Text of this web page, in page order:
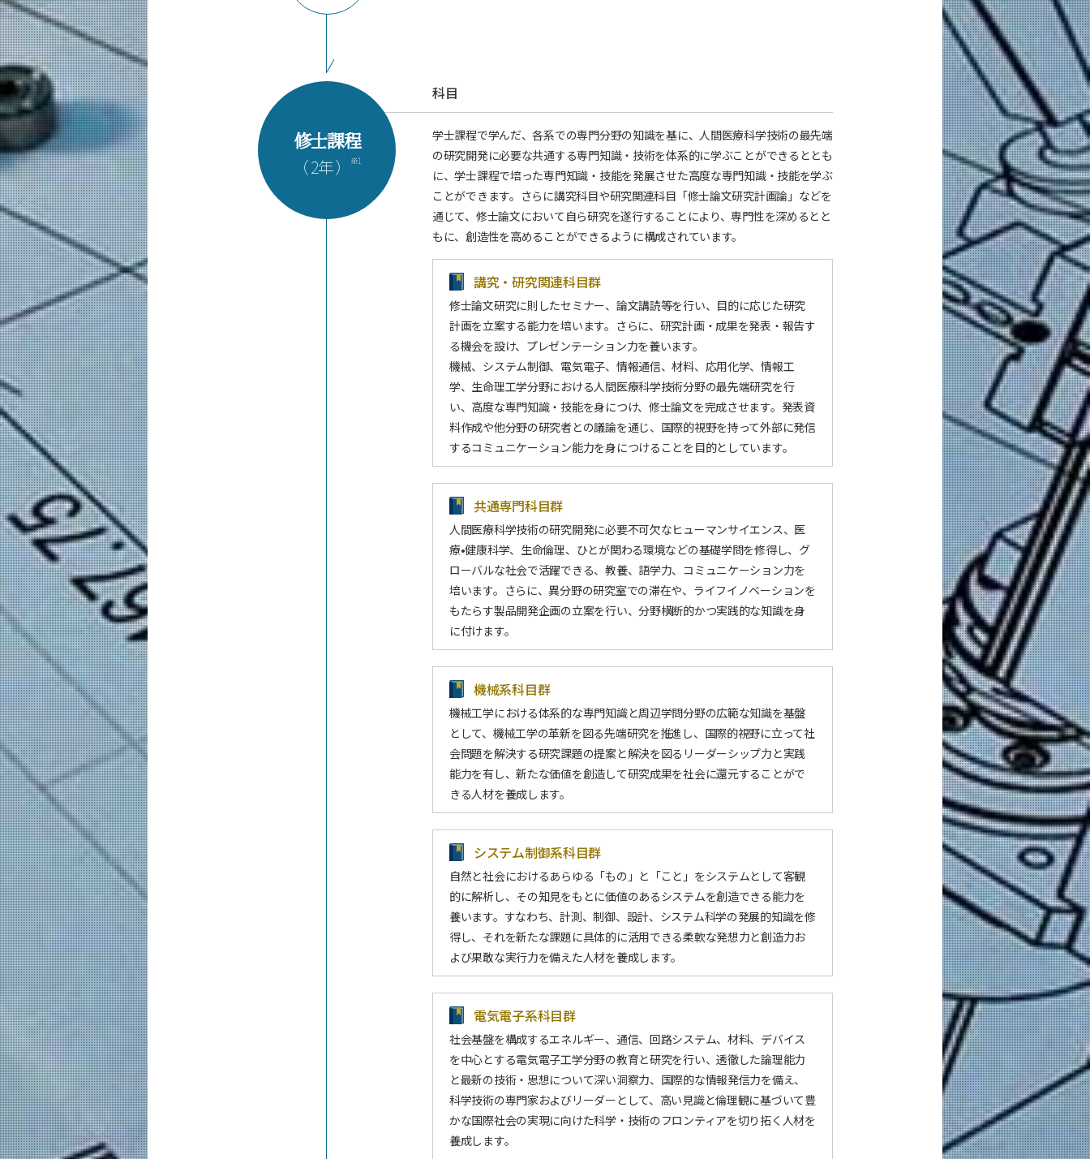
修士課程
（ 2年 ） ※1
科目
学士課程で学んだ、各系での専門分野の知識を基に、人間医療科学技術の最先端
の研究開発に必要な共通する専門知識・技術を体系的に学ぶことができるととも
に、学士課程で培った専門知識・技能を発展させた高度な専門知識・技能を学ぶ
ことができます。さらに講究科目や研究関連科目「修士論文研究計画論」などを
通じて、修士論文において自ら研究を遂行することにより、専門性を深めるとと
もに、創造性を高めることができるように構成されています。
講究・研究関連科目群
修士論文研究に則したセミナー、論文講読等を行い、目的に応じた研究
計画を立案する能力を培います。さらに、研究計画・成果を発表・報告す
る機会を設け、プレゼンテーション力を養います。
機械、システム制御、電気電子、情報通信、材料、応用化学、情報工
学、生命理工学分野における人間医療科学技術分野の最先端研究を行
い、高度な専門知識・技能を身につけ、修士論文を完成させます。発表資
料作成や他分野の研究者との議論を通じ、国際的視野を持って外部に発信
するコミュニケーション能力を身につけることを目的としています。
共通専門科目群
人間医療科学技術の研究開発に必要不可欠なヒューマンサイエンス、医
療•健康科学、生命倫理、ひとが関わる環境などの基礎学問を修得し、グ
ローバルな社会で活躍できる、教養、語学力、コミュニケーション力を
培います。さらに、異分野の研究室での滞在や、ライフイノベーションを
もたらす製品開発企画の立案を行い、分野横断的かつ実践的な知識を身
に付けます。
機械系科目群
機械工学における体系的な専門知識と周辺学問分野の広範な知識を基盤
として、機械工学の革新を図る先端研究を推進し、国際的視野に立って社
会問題を解決する研究課題の提案と解決を図るリーダーシップ力と実践
能力を有し、新たな価値を創造して研究成果を社会に還元することがで
きる人材を養成します。
システム制御系科目群
自然と社会におけるあらゆる「もの」と「こと」をシステムとして客観
的に解析し、その知見をもとに価値のあるシステムを創造できる能力を
養います。すなわち、計測、制御、設計、システム科学の発展的知識を修
得し、それを新たな課題に具体的に活用できる柔軟な発想力と創造力お
よび果敢な実行力を備えた人材を養成します。
電気電子系科目群
社会基盤を構成するエネルギー、通信、回路システム、材料、デバイス
を中心とする電気電子工学分野の教育と研究を行い、透徹した論理能力
と最新の技術・思想について深い洞察力、国際的な情報発信力を備え、
科学技術の専門家およびリーダーとして、高い見識と倫理観に基づいて豊
かな国際社会の実現に向けた科学・技術のフロンティアを切り拓く人材を
養成します。